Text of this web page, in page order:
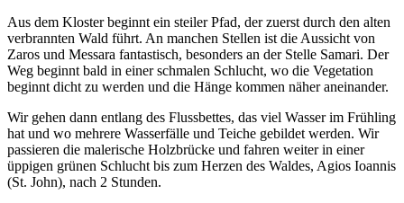
Aus dem Kloster beginnt ein steiler Pfad, der zuerst durch den alten
verbrannten Wald führt. An manchen Stellen ist die Aussicht von
Zaros und Messara fantastisch, besonders an der Stelle Samari. Der
Weg beginnt bald in einer schmalen Schlucht, wo die Vegetation
beginnt dicht zu werden und die Hänge kommen näher aneinander.
Wir gehen dann entlang des Flussbettes, das viel Wasser im Frühling
hat und wo mehrere Wasserfälle und Teiche gebildet werden. Wir
passieren die malerische Holzbrücke und fahren weiter in einer
üppigen grünen Schlucht bis zum Herzen des Waldes, Agios Ioannis
(St. John), nach 2 Stunden.